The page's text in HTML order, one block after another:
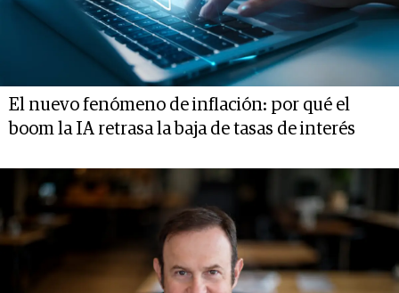
El nuevo fenómeno de inflación: por qué el
boom la IA retrasa la baja de tasas de interés